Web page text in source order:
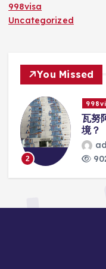
998visa
Uncategorized
You Missed
3
瓦
学校